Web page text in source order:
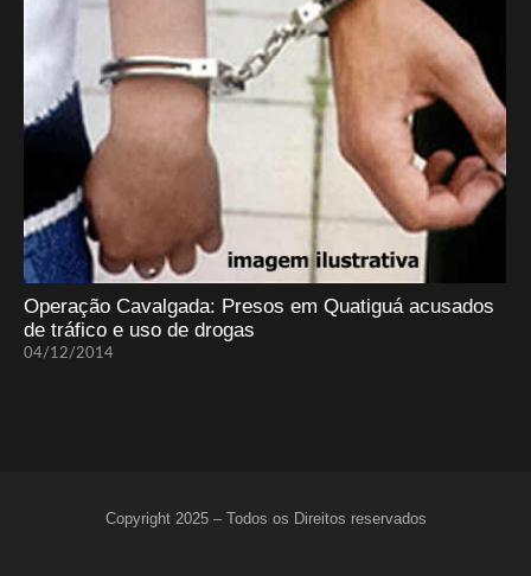
Operação Cavalgada: Presos em Quatiguá acusados
de tráfico e uso de drogas
04/12/2014
Copyright 2025 – Todos os Direitos reservados